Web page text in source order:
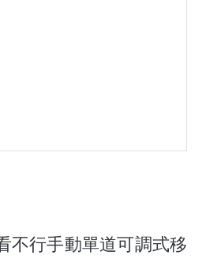
不行手動單道可調式移